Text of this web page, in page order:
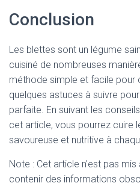
Conclusion
Les blettes sont un légume
cuisiné de nombreuses
méthode simple et facile pour
quelques astuces à suivre
parfaite. En suivant les
cet article, vous pourrez cuire
savoureuse et nutritive à
Note : Cet article n'est pas
contenir des informations